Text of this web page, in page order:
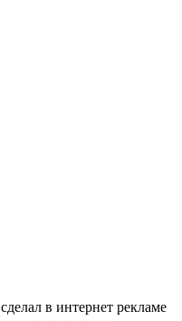
в интернет рекламе